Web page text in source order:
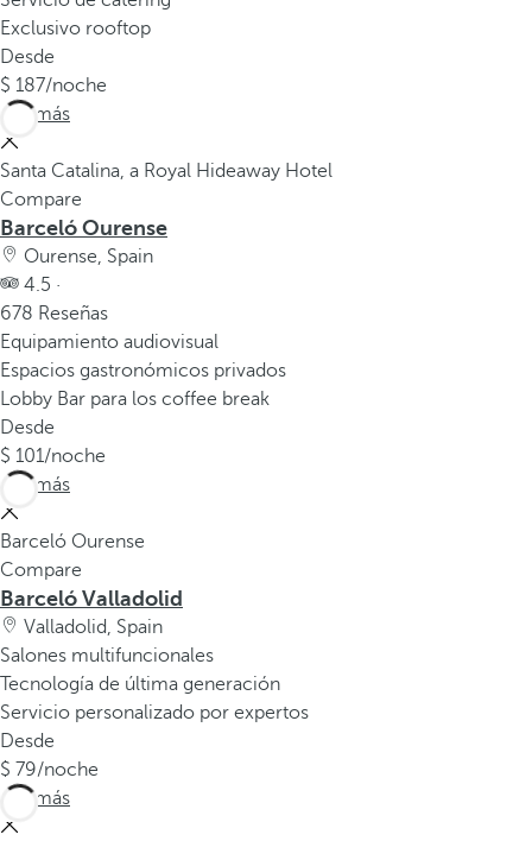
Exclusivo rooftop
Desde
187/noche
Ver más
Santa Catalina, a Royal Hideaway Hotel
Compare
Barceló Ourense
Ourense, Spain
4.5 ·
678 Reseñas
Equipamiento audiovisual
Espacios gastronómicos privados
Lobby Bar para los coffee break
Desde
101/noche
Ver más
Barceló Ourense
Compare
Barceló Valladolid
Valladolid, Spain
Salones multifuncionales
Tecnología de última generación
Servicio personalizado por expertos
Desde
79/noche
Ver más